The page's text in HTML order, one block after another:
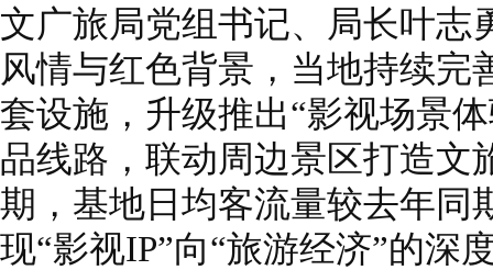
文广旅局党组书记、局长叶志
风情与红色背景，当地持续完
套设施，升级推出“影视场景
品线路，联动周边景区打造文
期，基地日均客流量较去年同
现“影视IP”向“旅游经济”的深